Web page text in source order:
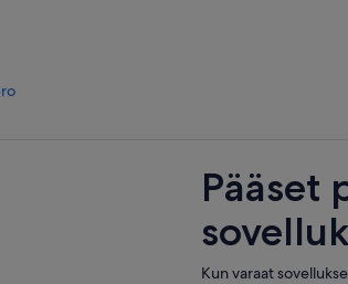
Pääset
Kun varaat